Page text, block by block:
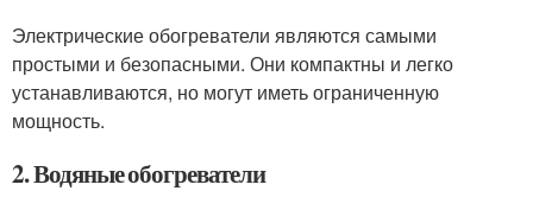
Электрические обогреватели являются самыми
простыми и безопасными. Они компактны и легко
устанавливаются, но могут иметь ограниченную
мощность.
2. Водяные обогреватели